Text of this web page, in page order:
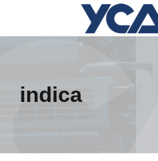
indica